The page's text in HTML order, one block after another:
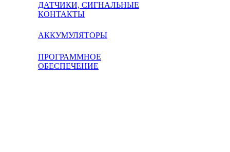
ДАТЧИКИ, СИГНАЛЬНЫЕ
КОНТАКТЫ
АККУМУЛЯТОРЫ
ПРОГРАММНОЕ
ОБЕСПЕЧЕНИЕ